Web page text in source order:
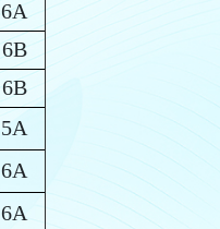
6A
6B
6B
5A
6A
6A